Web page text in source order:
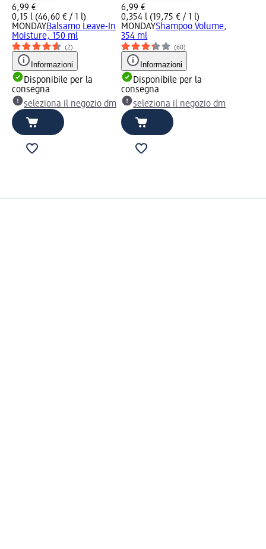
6,99 €
0,15 l (46,60 € / 1 l)
MONDAYBalsamo Leave-In
Moisture, 150 ml
(2)
Informazioni
Disponibile per la
consegna
seleziona il negozio dm
6,99 €
0,354 l (19,75 € / 1 l)
MONDAYShampoo Volume,
354 ml
(60)
Informazioni
Disponibile per la
consegna
seleziona il negozio dm